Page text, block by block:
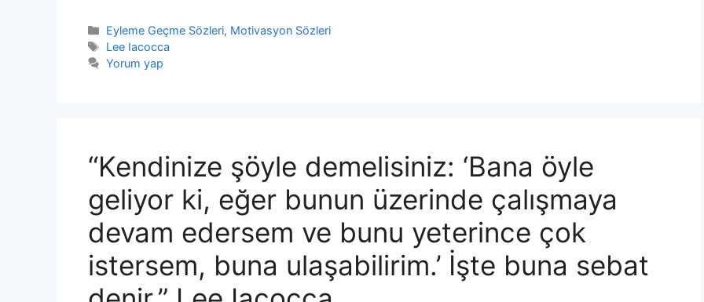
Kategoriler
Eyleme Geçme Sözleri, Motivasyon Sözleri
Etiketler
Lee Iacocca
Yorum yap
“Kendinize şöyle demelisiniz: ‘Bana öyle
geliyor ki, eğer bunun üzerinde çalışmaya
devam edersem ve bunu yeterince çok
istersem, buna ulaşabilirim.’ İşte buna sebat